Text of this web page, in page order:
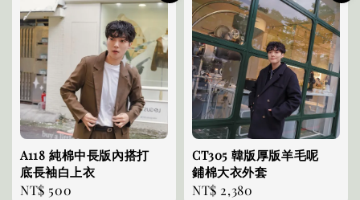
A118 純棉中長版內搭打
底長袖白上衣
Regular
NT$ 500
CT305 韓版厚版羊毛呢
鋪棉大衣外套
Regular
NT$ 2,380